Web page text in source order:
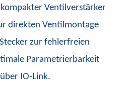
Ventilverstärker
direkten Ventilmontage
zur fehlerfreien
Parametrierbarkeit
IO-Link.